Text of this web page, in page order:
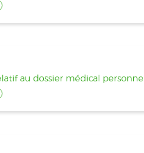
au dossier médical